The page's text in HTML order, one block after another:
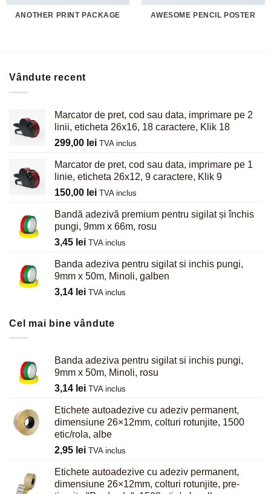
ANOTHER PRINT PACKAGE AWESOME PENCIL POSTER
Vândute recent
Marcator de pret, cod sau data, imprimare pe 2
linii, eticheta 26x16, 18 caractere, Klik 18
299,00 lei TVA inclus
Marcator de pret, cod sau data, imprimare pe 1
linie, eticheta 26x12, 9 caractere, Klik 9
150,00 lei TVA inclus
Bandă adezivă premium pentru sigilat și închis
pungi, 9mm x 66m, rosu
3,45 lei TVA inclus
Banda adeziva pentru sigilat si inchis pungi,
9mm x 50m, Minoli, galben
3,14 lei TVA inclus
Cel mai bine vândute
Banda adeziva pentru sigilat si inchis pungi,
9mm x 50m, Minoli, rosu
3,14 lei TVA inclus
Etichete autoadezive cu adeziv permanent,
dimensiune 26×12mm, colturi rotunjite, 1500
etic/rola, albe
2,95 lei TVA inclus
Etichete autoadezive cu adeziv permanent,
dimensiune 26×12mm, colturi rotunjite, pre-